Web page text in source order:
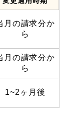
月の請求分か
ら
月の請求分か
ら
1~2ヶ月後